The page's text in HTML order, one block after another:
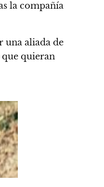
la compañía
una aliada de
que quieran